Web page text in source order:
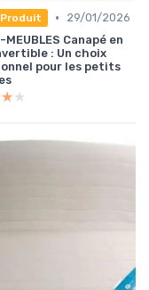
•
29/01/2026
MEUBLES Canapé en
: Un choix
pour les petits